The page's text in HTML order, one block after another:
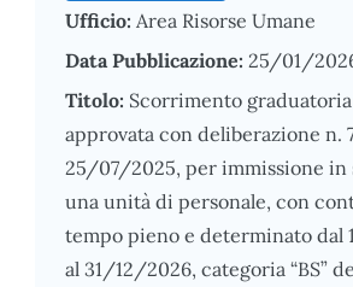
Ufficio: Area Risorse Umane
Data Pubblicazione: 25/01/
Titolo: Scorrimento graduatoria
approvata con deliberazione n.
25/07/2025, per immissione in
una unità di personale, con
tempo pieno e determinato
al 31/12/2026, categoria “BS”